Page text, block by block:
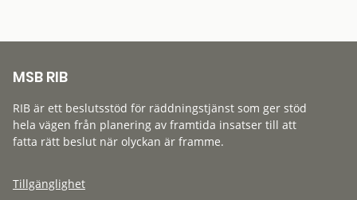
MSB RIB
RIB är ett beslutsstöd för räddningstjänst som ger stöd
hela vägen från planering av framtida insatser till att
fatta rätt beslut när olyckan är framme.
Tillgänglighet